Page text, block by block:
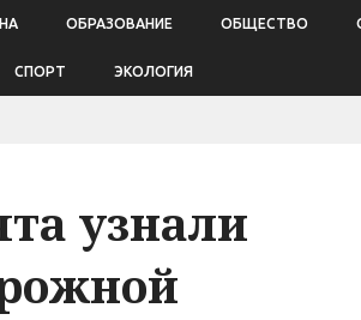
ОБРАЗОВАНИЕ ОБЩЕСТВО
СПОРТ ЭКОЛОГИЯ
узнали